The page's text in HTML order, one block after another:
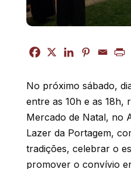
No próximo sábado,
entre as 10h e as 18h,
Mercado de Natal, no
Lazer da Portagem,
tradições, celebrar o
promover o convívio